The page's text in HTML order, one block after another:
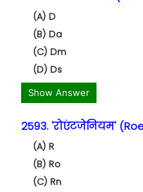
(A) D
(B) Da
(C) Dm
(D) Ds
Show Answer
2593. 'रोएंटजेनियम'
(A) R
(B) Ro
(C) Rn